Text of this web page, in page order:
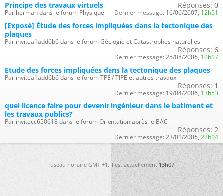
Principe des travaux virtuels
Par herman dans le forum Physique
Réponses: 0
Dernier message: 16/06/2007, 12h51
[Exposé] Étude des forces impliquées dans la tectonique des
plaques
Par invitea1add6b6 dans le forum Géologie et Catastrophes naturelles
Réponses: 6
Dernier message: 25/08/2006, 10h17
Etude des forces impliquées dans la tectonique des plaques
Par invitea1add6b6 dans le forum TPE / TIPE et autres travaux
Réponses: 1
Dernier message: 19/04/2006, 13h53
quel licence faire pour devenir ingénieur dans le batiment et
les travaux publics?
Par invitecc650618 dans le forum Orientation après le BAC
Réponses: 2
Dernier message: 23/01/2006, 22h14
Fuseau horaire GMT +1. Il est actuellement 13h07.